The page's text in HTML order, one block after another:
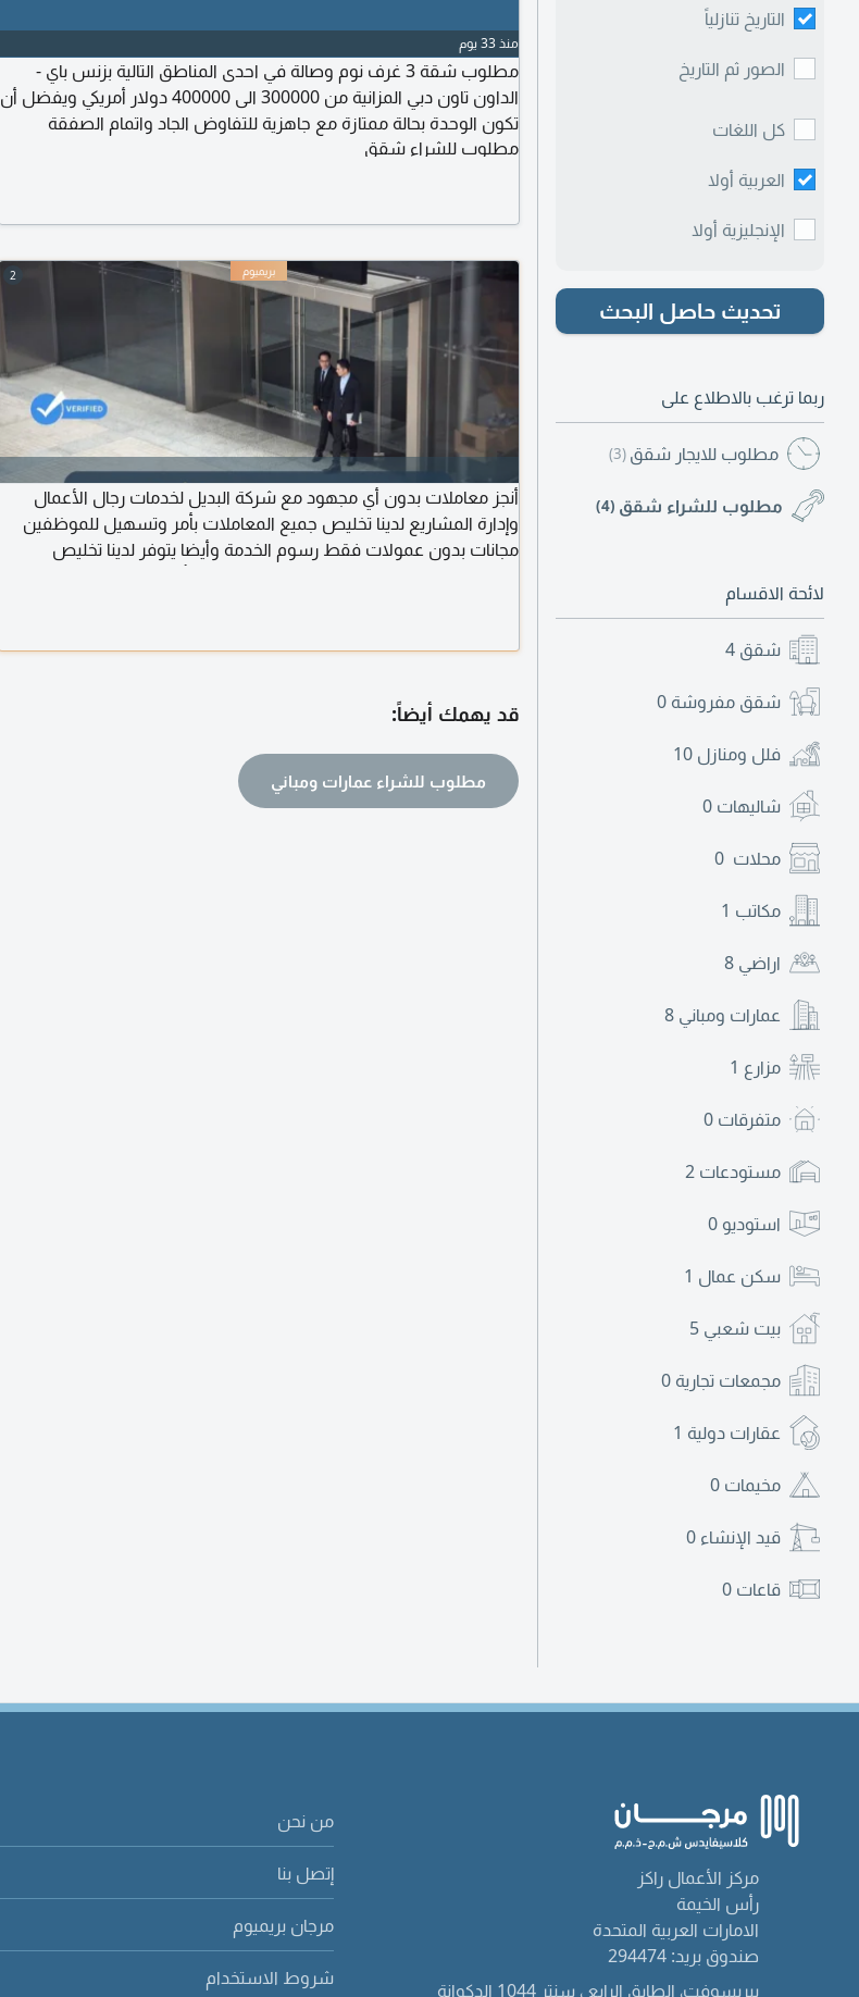
التاريخ تنازلياً
الصور ثم التاريخ
كل اللغات
العربية أولا
الإنجليزية أولا
تحديث حاصل البحث
ربما ترغب بالاطلاع على
مطلوب للايجار شقق (3)
مطلوب للشراء شقق (4)
لائحة الاقسام
شقق 4
شقق مفروشة 0
فلل ومنازل 10
شاليهات 0
محلات 0
مكاتب 1
اراضي 8
عمارات ومباني 8
مزارع 1
متفرقات 0
مستودعات 2
استوديو 0
سكن عمال 1
بيت شعبي 5
مجمعات تجارية 0
عقارات دولية 1
مخيمات 0
قيد الإنشاء 0
قاعات 0
منذ 33 يوم
مطلوب شقة 3 غرف نوم وصالة في احدى المناطق التالية بزنس باي -
الداون تاون دبي المزانية من 300000 الى 400000 دولار أمريكي ويفضل أن
تكون الوحدة بحالة ممتازة مع جاهزية للتفاوض الجاد واتمام الصفقة
بسرعة للتواصل وارسال العروض
مطلوب للشراء شقق
2
أنجز معاملات بدون أي مجهود مع شركة البديل لخدمات رجال الأعمال
وإدارة المشاريع لدينا تخليص جميع المعاملات بأمر وتسهيل للموظفين
مجانات بدون عمولات فقط رسوم الخدمة وأيضا يتوفر لدينا تخليص
قد يهمك أيضاً:
مطلوب للشراء عمارات ومباني
مركز الأعمال راكز
رأس الخيمة
الامارات العربية المتحدة
صندوق بريد: 294474
بيريسوفت، الطابق الرابع ، سنتر 1044 الدكوانة
من نحن
إتصل بنا
مرجان بريميوم
شروط الاستخدام